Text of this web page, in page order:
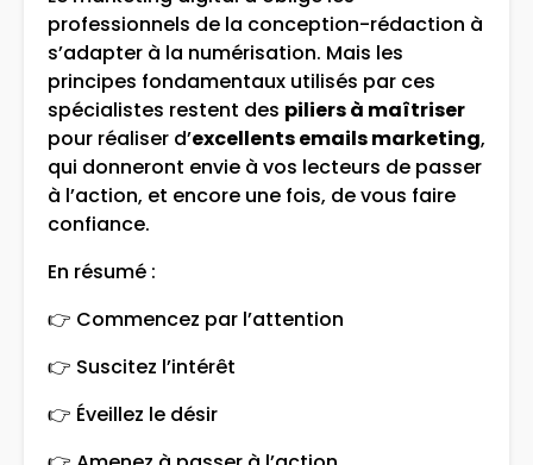
professionnels de la conception-rédaction à
s’adapter à la numérisation. Mais les
principes fondamentaux utilisés par ces
spécialistes restent des piliers à maîtriser
pour réaliser d’excellents emails marketing,
qui donneront envie à vos lecteurs de passer
à l’action, et encore une fois, de vous faire
confiance.
En résumé :
👉 Commencez par l’attention
👉 Suscitez l’intérêt
👉 Éveillez le désir